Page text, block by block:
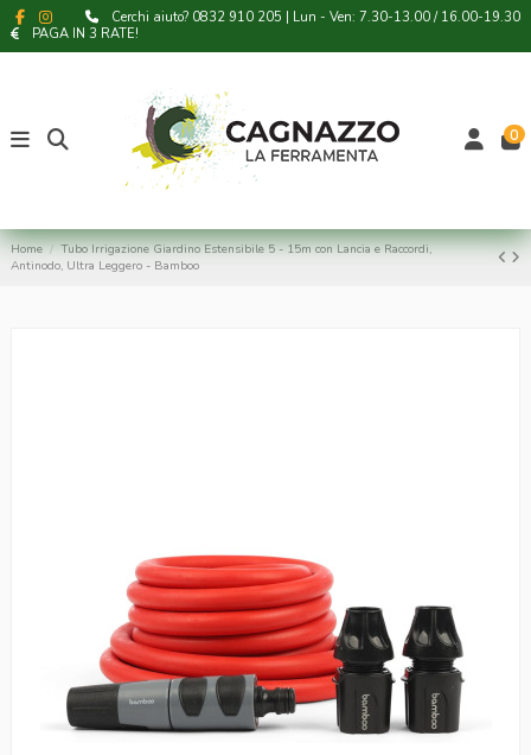
Cerchi aiuto? 0832 910 205 | Lun - Ven: 7.30-13.00 / 16.00-19.30
PAGA IN 3 RATE!
0
Home
Tubo Irrigazione Giardino Estensibile 5 - 15m con Lancia e Raccordi,
Antinodo, Ultra Leggero - Bamboo